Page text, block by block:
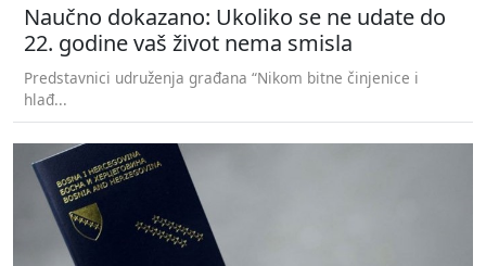
Naučno dokazano: Ukoliko se ne udate do
22. godine vaš život nema smisla
Predstavnici udruženja građana “Nikom bitne činjenice i
hlađ...